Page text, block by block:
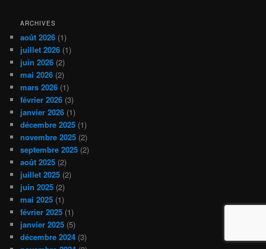
ARCHIVES
août 2026 (1)
juillet 2026 (1)
juin 2026 (2)
mai 2026 (2)
mars 2026 (1)
février 2026 (3)
janvier 2026 (1)
décembre 2025 (1)
novembre 2025 (2)
septembre 2025 (2)
août 2025 (2)
juillet 2025 (2)
juin 2025 (2)
mai 2025 (1)
février 2025 (1)
janvier 2025 (5)
décembre 2024 (3)